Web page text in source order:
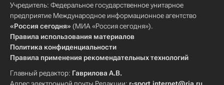
Учредитель: Федеральное государственное унитарное
предприятие Международное информационное агентство
«Россия сегодня» (МИА «Россия сегодня»).
Правила использования материалов
Политика конфиденциальности
Правила применения рекомендательных технологий
Главный редактор: Гаврилова А.В.